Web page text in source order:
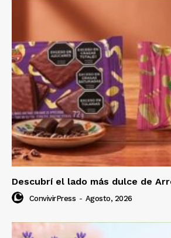
Descubrí el lado más dulce de
ConvivirPress - Agosto, 2026